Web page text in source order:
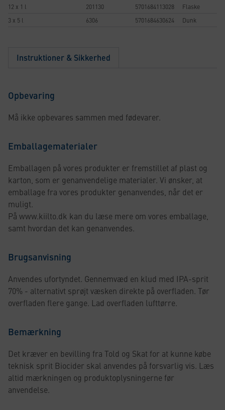
12 x 1 l 201130 5701684113028
Flaske
3 x 5 l
6306 5701684630624 Dunk
Instruktioner & Sikkerhed
Opbevaring
Må ikke opbevares sammen med fødevarer.
Emballagematerialer
Emballagen på vores produkter er fremstillet af plast og
karton, som er genanvendelige materialer. Vi ønsker, at
emballage fra vores produkter genanvendes, når det er
muligt.
På www.kiilto.dk kan du læse mere om vores emballage,
samt hvordan det kan genanvendes.
Brugsanvisning
Anvendes ufortyndet. Gennemvæd en klud med IPA-sprit
70% - alternativt sprøjt væsken direkte på overfladen. Tør
overfladen flere gange. Lad overfladen lufttørre.
Bemærkning
Det kræver en bevilling fra Told og Skat for at kunne købe
teknisk sprit Biocider skal anvendes på forsvarlig vis. Læs
altid mærkningen og produktoplysningerne før
anvendelse.